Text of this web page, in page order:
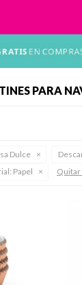
PARA
Dulce
Papel